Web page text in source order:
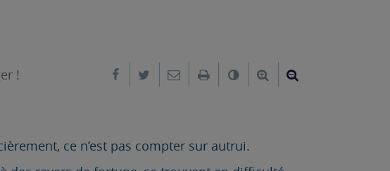
! Partager sur Facebook
Partager sur Twitter
Envoyer par e-mail
ImprimerChanger le contraste
Agrandir le texte
ce n’est pas compter sur autrui.